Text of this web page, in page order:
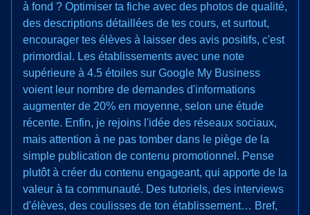
à fond ? Optimiser ta fiche avec des photos de qualité,
des descriptions détaillées de tes cours, et surtout,
encourager tes élèves à laisser des avis positifs, c'est
primordial. Les établissements avec une note
supérieure à 4.5 étoiles sur Google My Business
voient leur nombre de demandes d'informations
augmenter de 20% en moyenne, selon une étude
récente. Enfin, je rejoins l'idée des réseaux sociaux,
mais attention à ne pas tomber dans le piège de la
simple publication de contenu promotionnel. Pense
plutôt à créer du contenu engageant, qui apporte de la
valeur à ta communauté. Des tutoriels, des interviews
d'élèves, des coulisses de ton établissement… Bref,